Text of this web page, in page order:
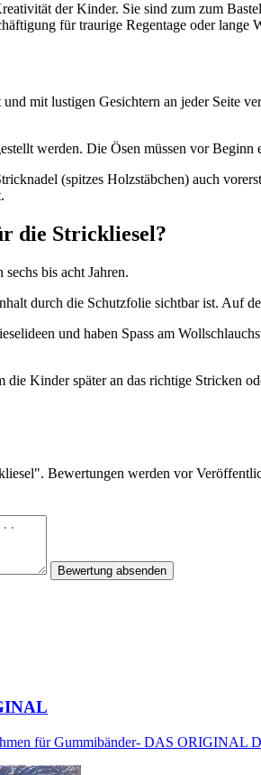
der Kinder. Sie sind zum zum
für traurige Regentage oder lange
mit lustigen Gesichtern an jeder Seite
werden. Die Ösen müssen vor
(spitzes Holzstäbchen) auch
die Strickliesel?
bis acht Jahren.
durch die Schutzfolie sichtbar ist.
und haben Spass am
Kinder später an das richtige Stricken
Bewertungen werden vor
Bewertung absenden
für Gummibänder- DAS ORIGINAL